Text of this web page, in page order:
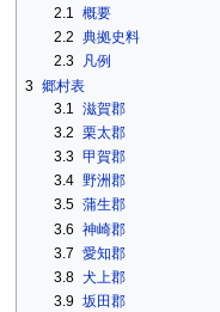
2.1 概要
2.2 典拠史料
2.3 凡例
3 郷村表
3.1
滋賀郡
3.2 栗太郡
3.3 甲賀郡
3.4 野洲郡
3.5 蒲生郡
3.6 神崎郡
3.7 愛知郡
3.8 犬上郡
3.9 坂田郡